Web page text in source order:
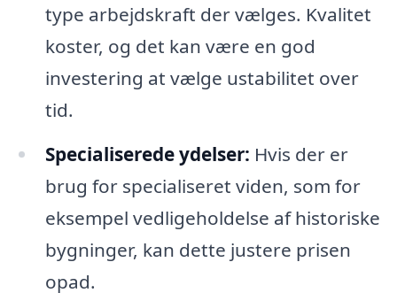
type arbejdskraft der vælges. Kvalitet
koster, og det kan være en god
investering at vælge ustabilitet over
tid.
Specialiserede ydelser: Hvis der er
brug for specialiseret viden, som for
eksempel vedligeholdelse af historiske
bygninger, kan dette justere prisen
opad.